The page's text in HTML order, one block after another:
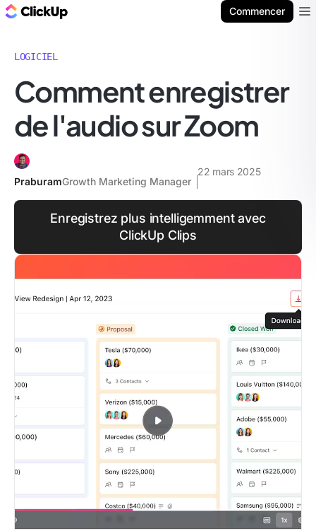
Commencer
LOGICIEL
Comment enregistrer
de l'audio sur Zoom
PraburamGrowth Marketing Manager
22 mars 2025
Enregistrez plus intelligemment avec
ClickUp Clips